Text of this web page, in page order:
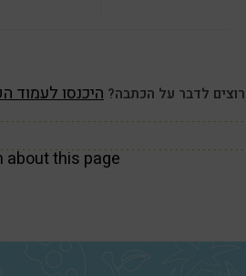
רוצים לדבר על הכתבה? היכנסו לעמוד
about this page